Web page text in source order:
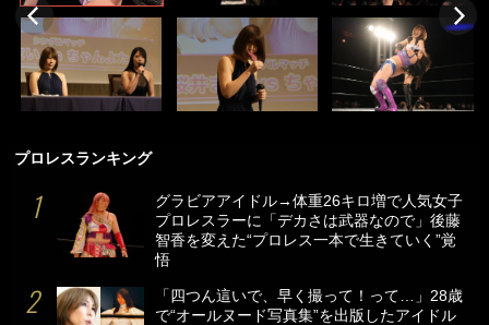
プロレスランキング
グラビアアイドル→体重26キロ増で人気女子
プロレスラーに「デカさは武器なので」後藤
智香を変えた“プロレス一本で生きていく”覚
悟
「四つん這いで、早く撮って！って…」28歳
で“オールヌード写真集”を出版したアイドル